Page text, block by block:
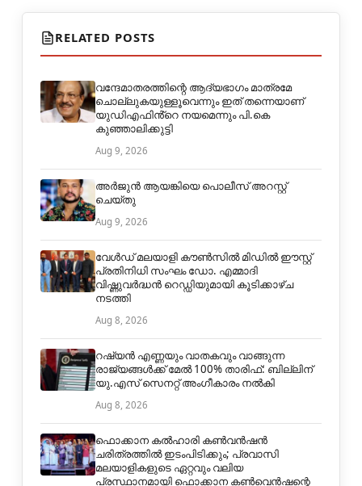
RELATED POSTS
വന്ദേമാതരത്തിന്റെ ആദ്യഭാഗം മാത്രമേ
ചൊല്ലുകയുള്ളൂവെന്നും ഇത് തന്നെയാണ്
യുഡിഎഫിൻ്റെ നയമെന്നും പി.കെ
കുഞ്ഞാലിക്കുട്ടി
Aug 9, 2026
അർജുൻ ആയങ്കിയെ പൊലീസ് അറസ്റ്റ്
ചെയ്തു
Aug 9, 2026
വേൾഡ് മലയാളി കൗൺസിൽ മിഡിൽ ഈസ്റ്റ്
പ്രതിനിധി സംഘം ഡോ. എമ്മാദി
വിഷ്ണുവർദ്ധൻ റെഡ്ഡിയുമായി കൂടിക്കാഴ്ച
നടത്തി
Aug 8, 2026
റഷ്യൻ എണ്ണയും വാതകവും വാങ്ങുന്ന
രാജ്യങ്ങൾക്ക് മേൽ 100% താരിഫ്: ബില്ലിന്
യു.എസ് സെനറ്റ് അംഗീകാരം നൽകി
Aug 8, 2026
ഫൊക്കാന കൽഹാരി കൺവൻഷൻ
ചരിത്രത്തിൽ ഇടംപിടിക്കും; പ്രവാസി
മലയാളികളുടെ ഏറ്റവും വലിയ
പ്രസ്ഥാനമായി ഫൊക്കാന കൺവെൻഷന്റെ